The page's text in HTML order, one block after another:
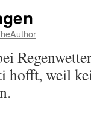
weil